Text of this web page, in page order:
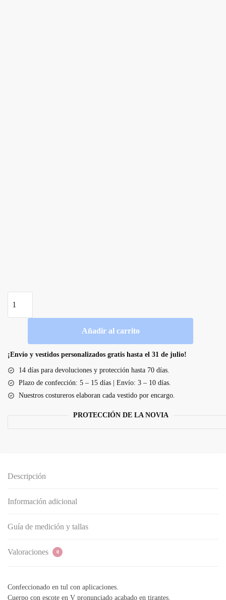
de
con
cuello
en
V
Añadir al carrito
¡Envío y vestidos personalizados gratis hasta el 31 de julio!
14 días para devoluciones y protección hasta 70 días.
Plazo de confección: 5 – 15 días | Envío: 3 – 10 días.
Nuestros costureros elaboran cada vestido por encargo.
PROTECCIÓN DE LA NOVIA
Descripción
Información adicional
Guía de medición y tallas
Valoraciones 0
Confeccionado en tul con aplicaciones.
Cuerpo con escote en V pronunciado acabado en tirantes.